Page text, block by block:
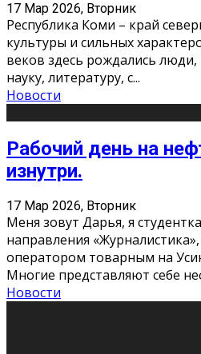
17 Мар 2026, Вторник
Республика Коми – край
культуры и сильных
веков здесь рождались
науку, литературу, с...
Новости
Рабочий день на
изнутри.
17 Мар 2026, Вторник
Меня зовут Дарья, я
направления
оператором товарным на
Многие представляют себе
Новости